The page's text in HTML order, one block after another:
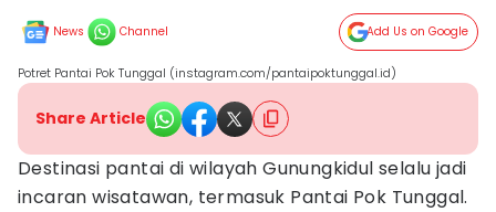
News Channel Add Us on Google
Potret Pantai Pok Tunggal (instagram.com/pantaipoktunggal.id)
Share Article
Destinasi pantai di wilayah Gunungkidul selalu jadi
incaran wisatawan, termasuk Pantai Pok Tunggal.